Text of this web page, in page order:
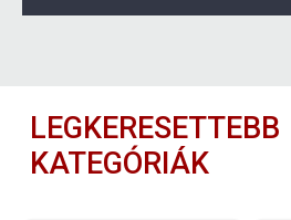
LEGKERESETTEBB
KATEGÓRIÁK